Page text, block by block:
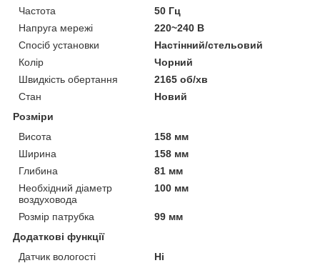
Частота
50 Гц
Напруга мережі
220~240 В
Спосіб установки
Настінний/стельовий
Колір
Чорний
Швидкість обертання
2165 об/хв
Стан
Новий
Розміри
Висота
158 мм
Ширина
158 мм
Глибина
81 мм
Необхідний діаметр
воздуховода
100 мм
Розмір патрубка
99 мм
Додаткові функції
Датчик вологості
Ні